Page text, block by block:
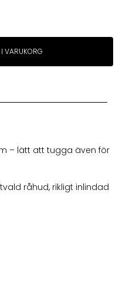
I VARUKORG
– lätt att tugga även för
råhud, rikligt inlindad